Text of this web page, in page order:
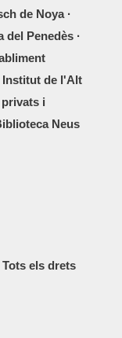
de Noya ·
del Penedès ·
Institut de l'Alt
privats i
Neus
els drets